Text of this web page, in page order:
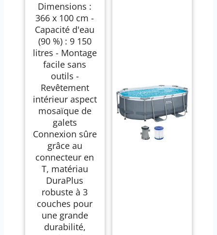
cm
Dimensions :
366 x 100 cm -
Capacité d'eau
(90 %) : 9 150
litres - Montage
facile sans
outils -
Revêtement
intérieur aspect
mosaïque de
galets
Connexion sûre
grâce au
connecteur en
T, matériau
DuraPlus
robuste à 3
couches pour
une grande
durabilité,